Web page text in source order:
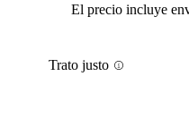
El precio incluye
Trato justo